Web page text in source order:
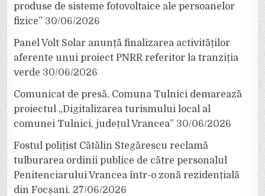
produse de sisteme fotovoltaice ale persoanelor
fizice” 30/06/2026
Panel Volt Solar anunță finalizarea activităților
aferente unui proiect PNRR referitor la tranziția
verde 30/06/2026
Comunicat de presă. Comuna Tulnici demarează
proiectul „Digitalizarea turismului local al
comunei Tulnici, județul Vrancea” 30/06/2026
Fostul polițist Cătălin Stegărescu reclamă
tulburarea ordinii publice de către personalul
Penitenciarului Vrancea într-o zonă rezidențială
din Focșani. 27/06/2026